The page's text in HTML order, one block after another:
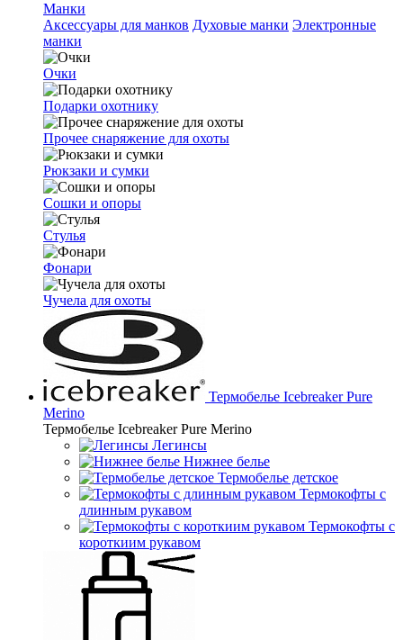
Манки
Аксессуары для манков Духовые манки Электронные
манки
Очки
Подарки охотнику
Прочее снаряжение для охоты
Рюкзаки и сумки
Сошки и опоры
Стулья
Фонари
Чучела для охоты
Термобелье Icebreaker Pure
Merino
Термобелье Icebreaker Pure Merino
Легинсы
Нижнее белье
Термобелье детское
Термокофты с
длинным рукавом
Термокофты с
короткиим рукавом